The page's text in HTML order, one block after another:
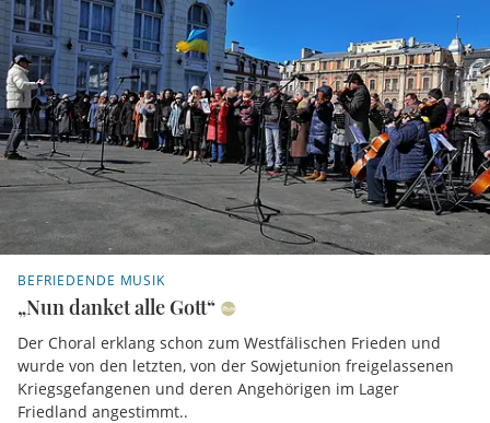
BEFRIEDENDE MUSIK
„Nun danket alle Gott“
Der Choral erklang schon zum Westfälischen Frieden und
wurde von den letzten, von der Sowjetunion freigelassenen
Kriegsgefangenen und deren Angehörigen im Lager
Friedland angestimmt..